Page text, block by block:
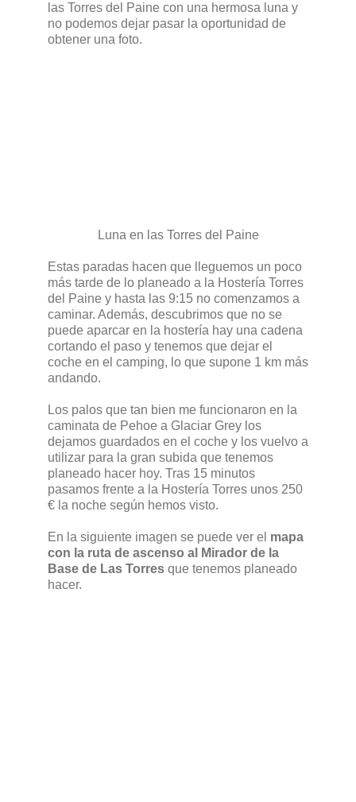
las Torres del Paine con una hermosa luna y
no podemos dejar pasar la oportunidad de
obtener una foto.
Luna en las Torres del Paine
Estas paradas hacen que lleguemos un poco
más tarde de lo planeado a la Hostería Torres
del Paine y hasta las 9:15 no comenzamos a
caminar. Además, descubrimos que no se
puede aparcar en la hostería hay una cadena
cortando el paso y tenemos que dejar el
coche en el camping, lo que supone 1 km más
andando.
Los palos que tan bien me funcionaron en la
caminata de Pehoe a Glaciar Grey los
dejamos guardados en el coche y los vuelvo a
utilizar para la gran subida que tenemos
planeado hacer hoy. Tras 15 minutos
pasamos frente a la Hostería Torres unos 250
€ la noche según hemos visto.
En la siguiente imagen se puede ver el mapa
con la ruta de ascenso al Mirador de la
Base de Las Torres que tenemos planeado
hacer.